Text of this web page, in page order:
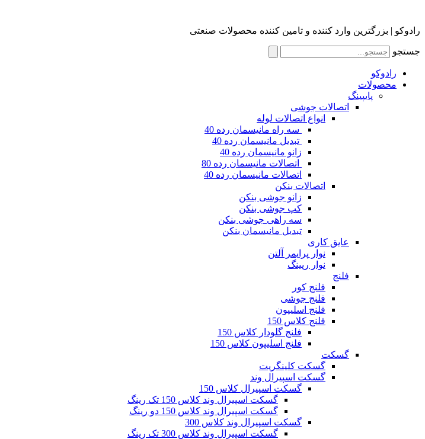
رادوکو | بزرگترین وارد کننده و تامین کننده محصولات صنعتی
جستجو
رادوکو
محصولات
پایپینگ
اتصالات جوشی
انواع اتصالات لوله
سه راه مانیسمان رده 40
تبدیل مانیسمان رده 40
زانو مانیسمان رده 40
اتصالات مانیسمان رده 80
اتصالات مانیسمان رده 40
اتصالات بنکن
زانو جوشی بنکن
کپ جوشی بنکن
سه راهی جوشی بنکن
تبدیل مانیسمان بنکن
عایق کاری
نوار پرایمر آلتن
نوار رپینگ
فلنج
فلنج کور
فلنج جوشی
فلنج اسلیپون
فلنج کلاس 150
فلنج گلودار کلاس 150
فلنج اسلیپون کلاس 150
گسکت
گسکت کلینگریت
گسکت اسپیرال وند
گسکت اسپیرال کلاس 150
گسکت اسپیرال وند کلاس 150 تک رینگ
گسکت اسپیرال وند کلاس 150 دو رینگ
گسکت اسپیرال وند کلاس 300
گسکت اسپیرال وند کلاس 300 تک رینگ